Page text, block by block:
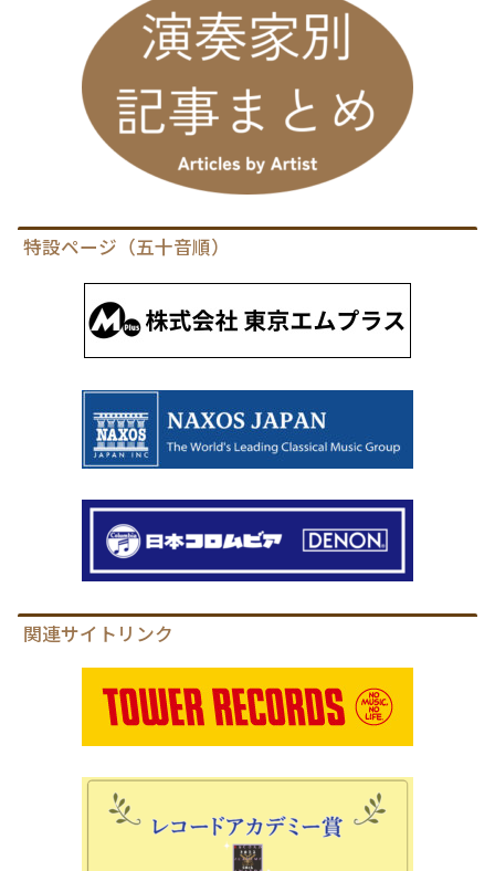
特設ページ（五十音順）
関連サイトリンク